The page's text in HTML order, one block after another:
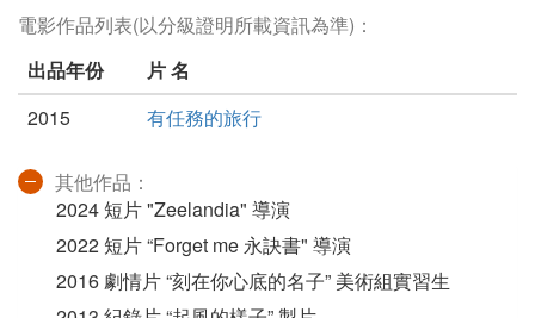
電影作品列表(以分級證明所載資訊為準)：
出品年份
片 名
2015
有任務的旅行
其他作品：
2024 短片 "Zeelandia" 導演
2022 短片 “Forget me 永訣書" 導演
2016 劇情片 “刻在你心底的名子” 美術組實習生